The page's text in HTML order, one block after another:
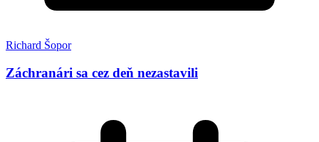
Richard Šopor
Záchranári sa cez deň nezastavili